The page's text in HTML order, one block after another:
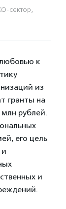
сектор,
к
из
гранты на
рублей.
его цель
и